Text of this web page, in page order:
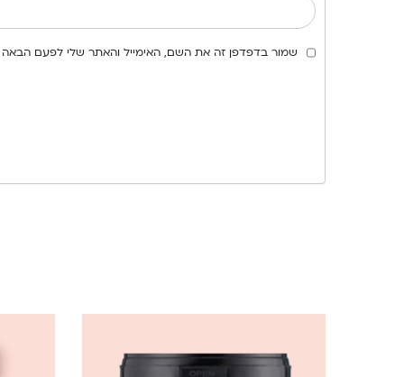
שמור בדפדפן זה את השם, האימייל והאתר שלי לפעם הבאה